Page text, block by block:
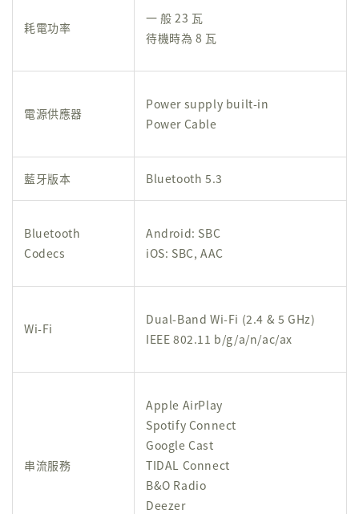
耗電功率
一 般 23 瓦
待機時為 8 瓦
電源供應器
Power supply built-in
Power Cable
藍牙版本 Bluetooth 5.3
Bluetooth
Codecs
Android: SBC
iOS: SBC, AAC
Wi-Fi
Dual-Band Wi-Fi (2.4 & 5 GHz)
IEEE 802.11 b/g/a/n/ac/ax
串流服務
Apple AirPlay
Spotify Connect
Google Cast
TIDAL Connect
B&O Radio
Deezer